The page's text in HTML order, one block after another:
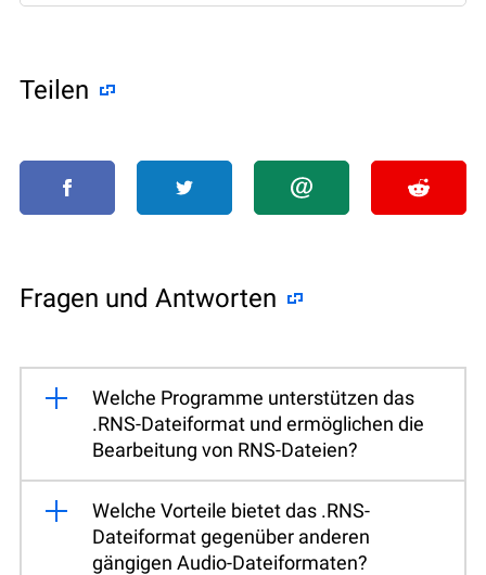
Teilen
Fragen und Antworten
Welche Programme unterstützen das
.RNS-Dateiformat und ermöglichen die
Bearbeitung von RNS-Dateien?
Welche Vorteile bietet das .RNS-
Dateiformat gegenüber anderen
gängigen Audio-Dateiformaten?